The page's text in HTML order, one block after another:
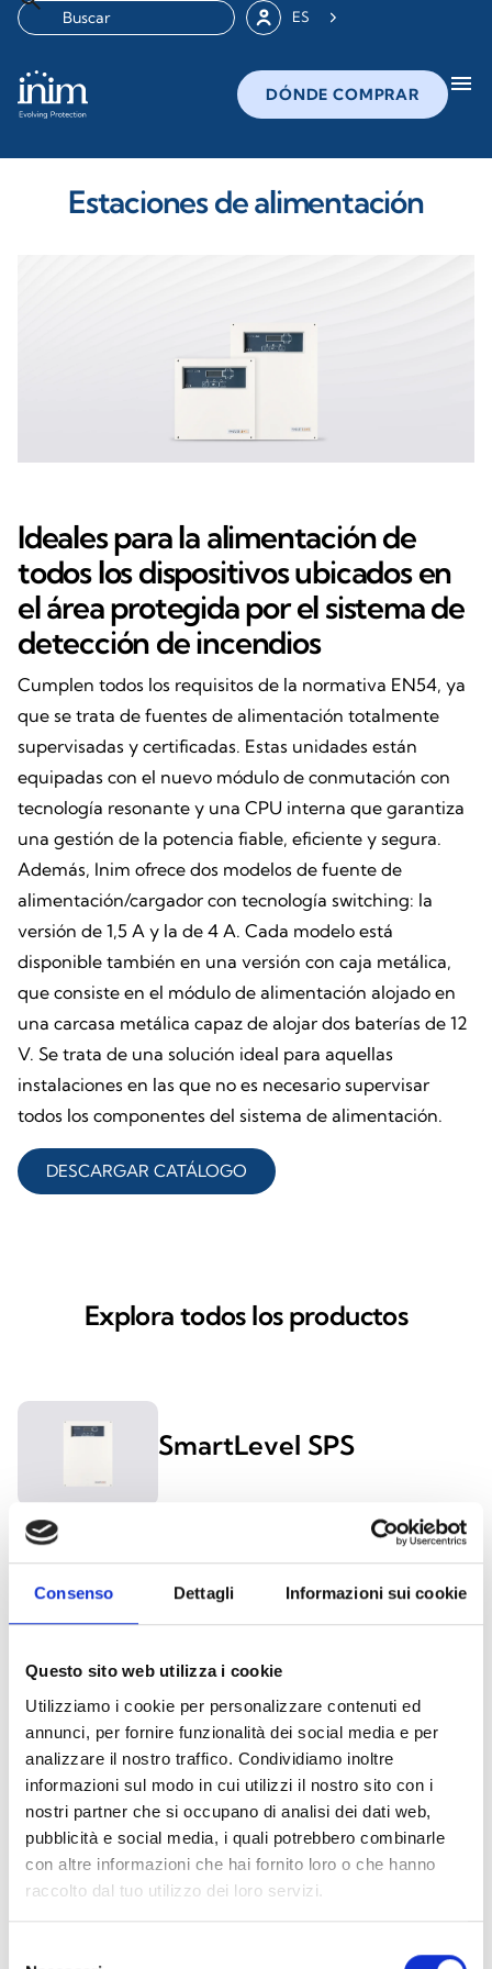
Consenso Dettagli Informazioni sui cookie
Questo sito web utilizza i cookie
Utilizziamo i cookie per personalizzare contenuti ed
annunci, per fornire funzionalità dei social media e per
analizzare il nostro traffico. Condividiamo inoltre
informazioni sul modo in cui utilizzi il nostro sito con i
nostri partner che si occupano di analisi dei dati web,
pubblicità e social media, i quali potrebbero combinarle
con altre informazioni che hai fornito loro o che hanno
raccolto dal tuo utilizzo dei loro servizi.
ES
DÓNDE COMPRAR menu
Estaciones de alimentación
Ideales para la alimentación de
todos los dispositivos ubicados en
el área protegida por el sistema de
detección de incendios
Cumplen todos los requisitos de la normativa EN54, ya
que se trata de fuentes de alimentación totalmente
supervisadas y certificadas. Estas unidades están
equipadas con el nuevo módulo de conmutación con
tecnología resonante y una CPU interna que garantiza
una gestión de la potencia fiable, eficiente y segura.
Además, Inim ofrece dos modelos de fuente de
alimentación/cargador con tecnología switching: la
versión de 1,5 A y la de 4 A. Cada modelo está
disponible también en una versión con caja metálica,
que consiste en el módulo de alimentación alojado en
una carcasa metálica capaz de alojar dos baterías de 12
V. Se trata de una solución ideal para aquellas
instalaciones en las que no es necesario supervisar
todos los componentes del sistema de alimentación.
DESCARGAR CATÁLOGO
Explora todos los productos
SmartLevel SPS
Alimentador BPS
Módulos de alimentación
IPS
¿Te interesa este producto?
Encuentra